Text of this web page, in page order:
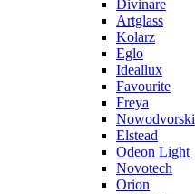
Divinare
Artglass
Kolarz
Eglo
Ideallux
Favourite
Freya
Nowodvorski
Elstead
Odeon Light
Novotech
Orion